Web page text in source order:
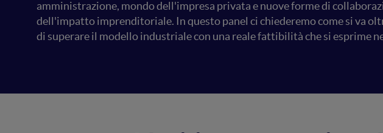
amministrazione, mondo dell'impresa privata e nuove forme di
dell'impatto imprenditoriale. In questo panel ci chiederemo come si va
di superare il modello industriale con una reale fattibilità che si esprime